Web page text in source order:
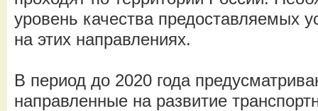
уровень качества предоставляемых
на этих направлениях.
В период до 2020 года
направленные на развитие